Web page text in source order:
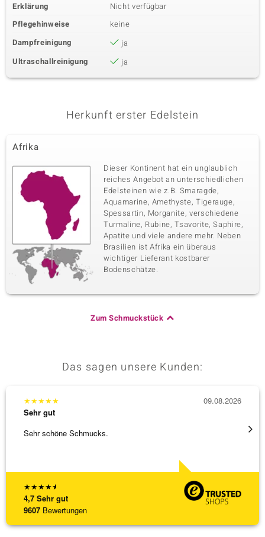
Erklärung
Nicht verfügbar
Pflegehinweise
keine
Dampfreinigung
ja
Ultraschallreinigung
ja
Herkunft erster Edelstein
Afrika
Dieser Kontinent hat ein unglaublich
reiches Angebot an unterschiedlichen
Edelsteinen wie z.B. Smaragde,
Aquamarine, Amethyste, Tigerauge,
Spessartin, Morganite, verschiedene
Turmaline, Rubine, Tsavorite, Saphire,
Apatite und viele andere mehr. Neben
Brasilien ist Afrika ein überaus
wichtiger Lieferant kostbarer
Bodenschätze.
Zum Schmuckstück
Das sagen unsere Kunden:
★★★★★
4,7 Sehr gut
9607 Bewertungen
★★★★★
Sehr gut
Sehr schöne Schmucks.
09.08.2026